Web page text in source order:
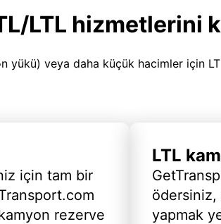
LTL hizmetlerini
yükü) veya daha küçük hacimler için
için tam bir
rezerve
LTL
yapmak